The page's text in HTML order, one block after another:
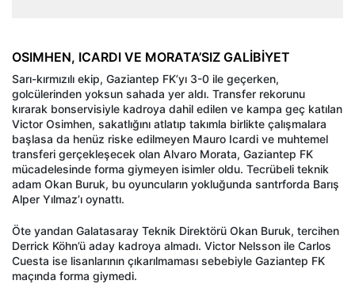
OSIMHEN, ICARDI VE MORATA’SIZ GALİBİYET
Sarı-kırmızılı ekip, Gaziantep FK’yı 3-0 ile geçerken,
golcülerinden yoksun sahada yer aldı. Transfer rekorunu
kırarak bonservisiyle kadroya dahil edilen ve kampa geç katılan
Victor Osimhen, sakatlığını atlatıp takımla birlikte çalışmalara
başlasa da henüz riske edilmeyen Mauro Icardi ve muhtemel
transferi gerçekleşecek olan Alvaro Morata, Gaziantep FK
mücadelesinde forma giymeyen isimler oldu. Tecrübeli teknik
adam Okan Buruk, bu oyuncuların yokluğunda santrforda Barış
Alper Yılmaz’ı oynattı.
Öte yandan Galatasaray Teknik Direktörü Okan Buruk, tercihen
Derrick Köhn’ü aday kadroya almadı. Victor Nelsson ile Carlos
Cuesta ise lisanlarının çıkarılmaması sebebiyle Gaziantep FK
maçında forma giymedi.